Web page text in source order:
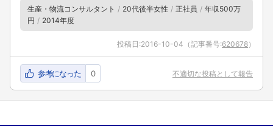
生産・物流コンサルタント 20代後半女性 正社員
年収500万
円
2014年度
投稿日:2016-10-04 （記事番号:620678）
参考になった 0 不適切な投稿として報告